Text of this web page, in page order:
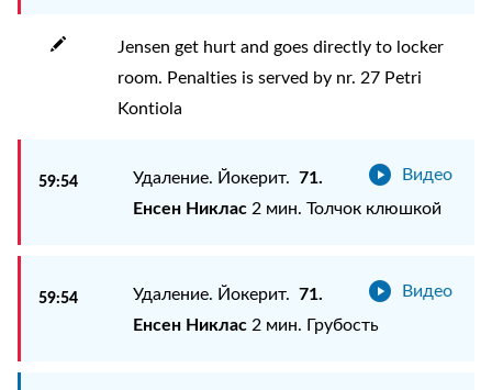
Jensen get hurt and goes directly to locker
room. Penalties is served by nr. 27 Petri
Kontiola
59:54 Видео
Удаление. Йокерит. 71.
Енсен Никлас2 мин. Толчок клюшкой
59:54 Видео
Удаление. Йокерит. 71.
Енсен Никлас2 мин. Грубость